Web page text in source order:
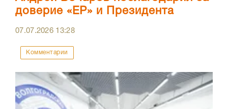
доверие «ЕР» и Президента
07.07.2026 13:28
Комментарии